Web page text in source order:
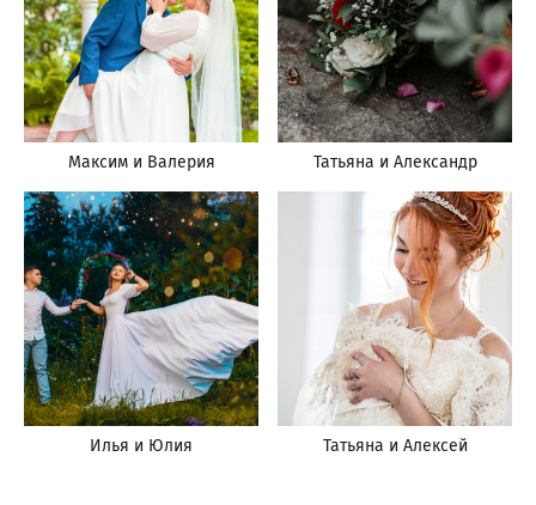
Максим и Валерия Татьяна и Александр
Илья и Юлия Татьяна и Алексей